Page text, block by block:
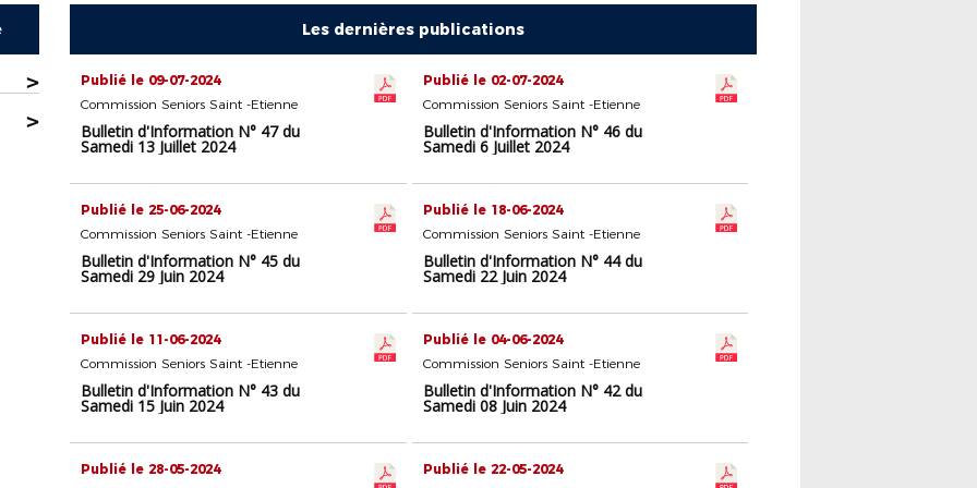
>
>
Les dernières publications
Publié le 09-07-2024
Commission Seniors Saint -Etienne
Bulletin d'Information N° 47 du
Samedi 13 Juillet 2024
Publié le 02-07-2024
Commission Seniors Saint -Etienne
Bulletin d'Information N° 46 du
Samedi 6 Juillet 2024
Publié le 25-06-2024
Commission Seniors Saint -Etienne
Bulletin d'Information N° 45 du
Samedi 29 Juin 2024
Publié le 18-06-2024
Commission Seniors Saint -Etienne
Bulletin d'Information N° 44 du
Samedi 22 Juin 2024
Publié le 11-06-2024
Commission Seniors Saint -Etienne
Bulletin d'Information N° 43 du
Samedi 15 Juin 2024
Publié le 04-06-2024
Commission Seniors Saint -Etienne
Bulletin d'Information N° 42 du
Samedi 08 Juin 2024
Publié le 28-05-2024
Publié le 22-05-2024